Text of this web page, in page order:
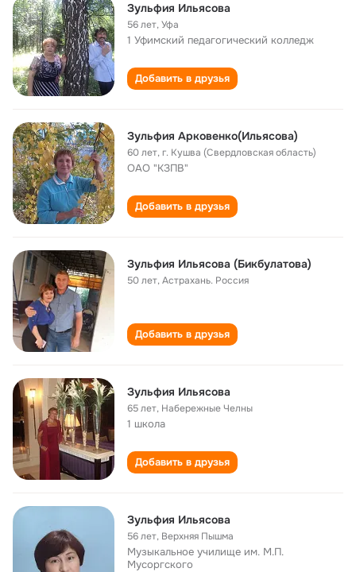
Зульфия Ильясова
56 лет,Уфа
1 Уфимский педагогический колледж
Добавить в друзья
Зульфия Арковенко(Ильясова)
60 лет,г. Кушва (Свердловская область)
ОАО "КЗПВ"
Добавить в друзья
Зульфия Ильясова (Бикбулатова)
50 лет,Астрахань. Россия
Добавить в друзья
Зульфия Ильясова
65 лет, Набережные Челны
1 школа
Добавить в друзья
Зульфия Ильясова
56 лет, Верхняя Пышма
Музыкальное училище им. М.П.
Мусоргского